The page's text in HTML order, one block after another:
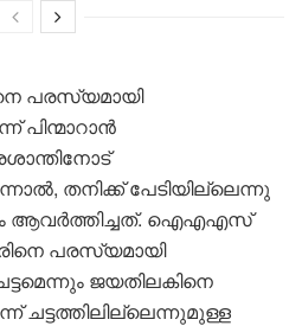
പരസ്യമായി
പിന്മാറാൻ
തനിക്ക് പേടിയില്ലെന്നു
ആവർത്തിച്ചത്. ഐഎഎസ്
പരസ്യമായി
ജയതിലകിനെ
ചട്ടത്തിലില്ലെന്നുമുള്ള